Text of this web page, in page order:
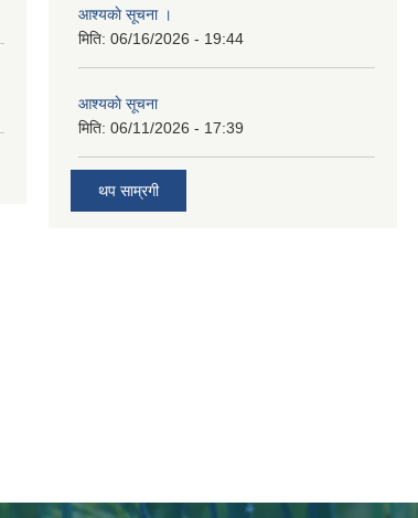
आश्यकाे सूचना ।
मिति: 06/16/2026 - 19:44
आश्यकाे सूचना
मिति: 06/11/2026 - 17:39
थप साम्रगी